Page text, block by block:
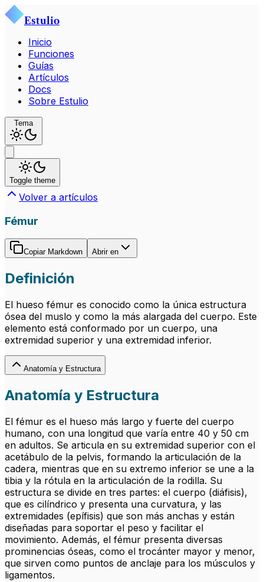
Estulio
Inicio
Funciones
Guías
Artículos
Docs
Sobre Estulio
Tema
Toggle theme
Volver a artículos
Fémur
Copiar Markdown Abrir en
Definición
El hueso fémur es conocido como la única estructura
ósea del muslo y como la más alargada del cuerpo. Este
elemento está conformado por un cuerpo, una
extremidad superior y una extremidad inferior.
Anatomía y Estructura
Anatomía y Estructura
El fémur es el hueso más largo y fuerte del cuerpo
humano, con una longitud que varía entre 40 y 50 cm
en adultos. Se articula en su extremidad superior con el
acetábulo de la pelvis, formando la articulación de la
cadera, mientras que en su extremo inferior se une a la
tibia y la rótula en la articulación de la rodilla. Su
estructura se divide en tres partes: el cuerpo (diáfisis),
que es cilíndrico y presenta una curvatura, y las
extremidades (epífisis) que son más anchas y están
diseñadas para soportar el peso y facilitar el
movimiento. Además, el fémur presenta diversas
prominencias óseas, como el trocánter mayor y menor,
que sirven como puntos de anclaje para los músculos y
ligamentos.